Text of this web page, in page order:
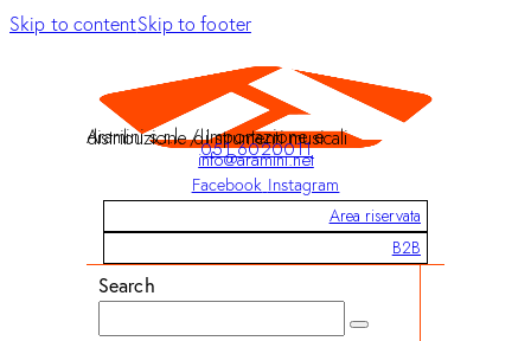
Skip to contentSkip to footer
Aramini s.r.l. / Importazione e distribuzione di strumenti musicali
051 6020011
info@aramini.net
Facebook Instagram
Area riservata
B2B
Search